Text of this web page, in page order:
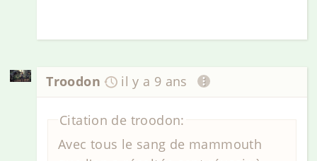
Troodon il y a 9 ans
Citation de troodon:
Avec tous le sang de mammouth